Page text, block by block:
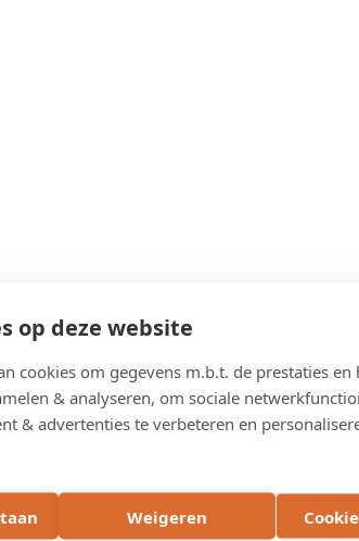
op deze website
cookies om gegevens m.b.t. de prestaties en
& analyseren, om sociale
& advertenties te verbeteren en
Weigeren
2026
spadesteek voor nieuwe
veiligere verbinding
ruimte voor fietsers, rivier